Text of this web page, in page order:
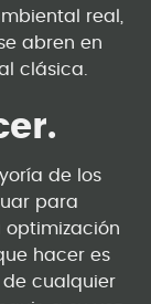
real,
abren en
clásica.
de los
para
optimización
hacer es
cualquier